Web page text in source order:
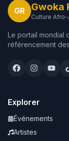
GR Gwoka
Culture
Le portail mondial
référencement
Explorer
Événements
Artistes